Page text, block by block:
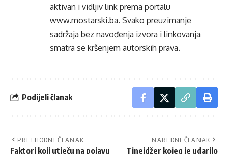
aktivan i vidljiv link prema portalu
www.mostarski.ba. Svako preuzimanje
sadržaja bez navođenja izvora i linkovanja
smatra se kršenjem autorskih prava.
Podijeli članak
PRETHODNI ČLANAK
Faktori koji utječu na pojavu
NAREDNI ČLANAK
Tinejdžer kojeg je udarilo